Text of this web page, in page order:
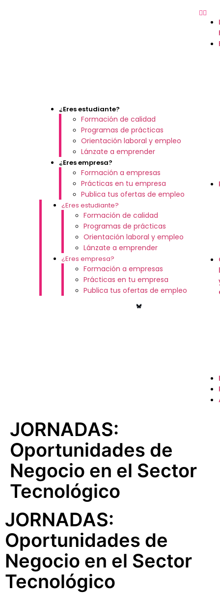
¿Eres estudiante?
Formación de calidad
Programas de prácticas
Orientación laboral y empleo
Lánzate a emprender
¿Eres empresa?
Formación a empresas
Prácticas en tu empresa
Publica tus ofertas de empleo
¿Eres estudiante?
Formación de calidad
Programas de prácticas
Orientación laboral y empleo
Lánzate a emprender
¿Eres empresa?
Formación a empresas
Prácticas en tu empresa
Publica tus ofertas de empleo
JORNADAS:
Oportunidades de
Negocio en el Sector
Tecnológico
JORNADAS:
Oportunidades de
Negocio en el Sector
Tecnológico